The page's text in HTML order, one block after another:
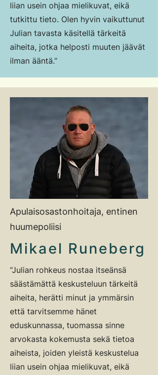
liian usein ohjaa mielikuvat, eikä
tutkittu tieto. Olen hyvin vaikuttunut
Julian tavasta käsitellä tärkeitä
aiheita, jotka helposti muuten jäävät
ilman ääntä.”
Apulaisosastonhoitaja, entinen
huumepoliisi
Mikael Runeberg
“Julian rohkeus nostaa itseänsä
säästämättä keskusteluun tärkeitä
aiheita, herätti minut ja ymmärsin
että tarvitsemme hänet
eduskunnassa, tuomassa sinne
arvokasta kokemusta sekä tietoa
aiheista, joiden yleistä keskustelua
liian usein ohjaa mielikuvat, eikä